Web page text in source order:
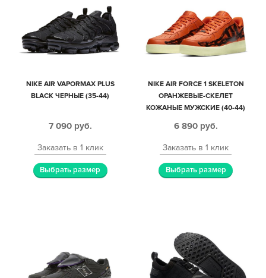
NIKE AIR VAPORMAX PLUS
BLACK ЧЕРНЫЕ (35-44)
7 090 руб.
Заказать в 1 клик
Выбрать размер
NIKE AIR FORCE 1 SKELETON
ОРАНЖЕВЫЕ-СКЕЛЕТ
КОЖАНЫЕ МУЖСКИЕ (40-44)
6 890 руб.
Заказать в 1 клик
Выбрать размер